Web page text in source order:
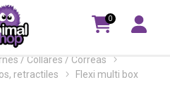
0
/ Collares / Correas
retractiles
Flexi multi box